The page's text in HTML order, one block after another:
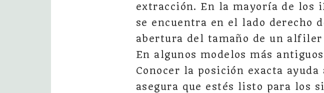
extracción. En la mayoría de los
se encuentra en el lado derecho
abertura del tamaño de un
En algunos modelos más
Conocer la posición exacta
asegura que estés listo para los